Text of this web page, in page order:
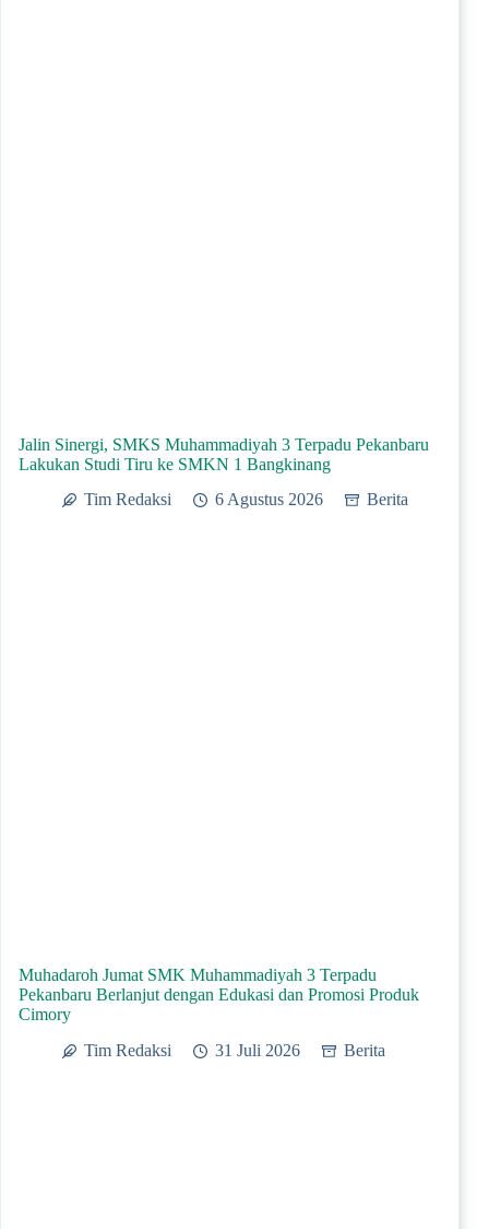
Jalin Sinergi, SMKS Muhammadiyah 3 Terpadu Pekanbaru
Lakukan Studi Tiru ke SMKN 1 Bangkinang
Tim Redaksi
6 Agustus 2026 Berita
Muhadaroh Jumat SMK Muhammadiyah 3 Terpadu
Pekanbaru Berlanjut dengan Edukasi dan Promosi Produk
Cimory
Tim Redaksi
31 Juli 2026 Berita